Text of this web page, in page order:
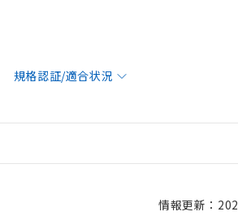
規格認証/適合状況
情報更新：